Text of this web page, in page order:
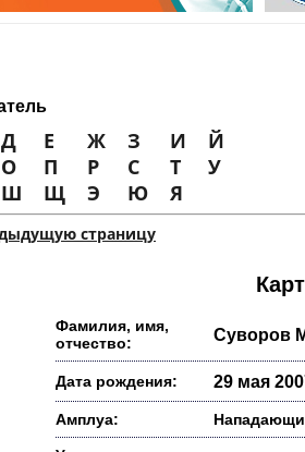
Д Е Ж З И
Й
О П Р С Т
У
Ш Щ Э Ю Я
страницу
Фамилия, имя,
отчество:
Суворов
Дата рождения: 29 мая
Амплуа: